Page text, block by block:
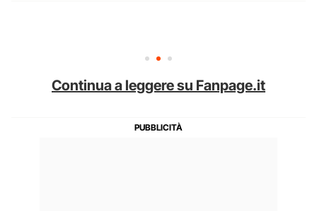
Continua a leggere su Fanpage.it